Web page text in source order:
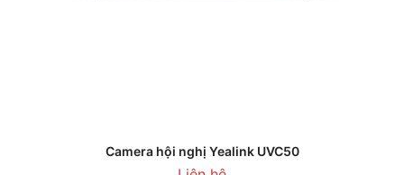
Camera hội nghị Yealink UVC50